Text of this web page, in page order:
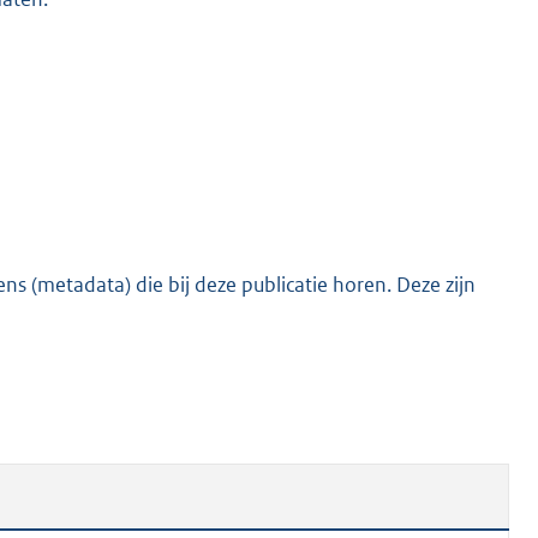
(metadata) die bij deze publicatie horen. Deze zijn